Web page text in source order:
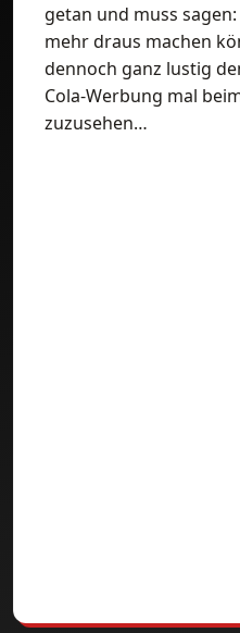
getan und muss
mehr draus machen
dennoch ganz lustig
Cola-Werbung mal
zuzusehen…